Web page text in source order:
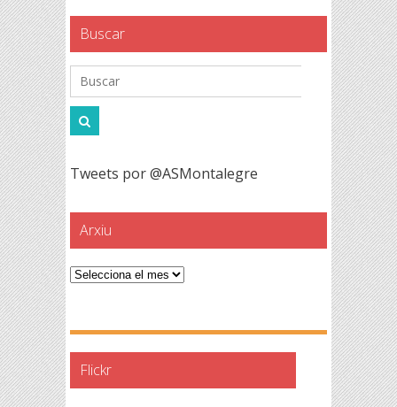
Buscar
Tweets por @ASMontalegre
Arxiu
Arxiu
Flickr